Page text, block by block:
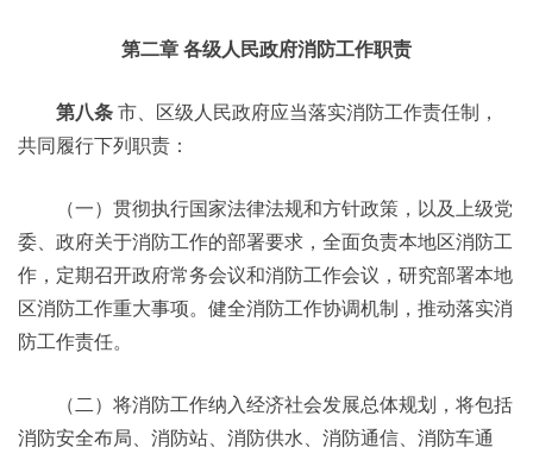
第二章 各级人民政府消防工作职责
第八条 市、区级人民政府应当落实消防工作责任制，
共同履行下列职责：
（一）贯彻执行国家法律法规和方针政策，以及上级党
委、政府关于消防工作的部署要求，全面负责本地区消防工
作，定期召开政府常务会议和消防工作会议，研究部署本地
区消防工作重大事项。健全消防工作协调机制，推动落实消
防工作责任。
（二）将消防工作纳入经济社会发展总体规划，将包括
消防安全布局、消防站、消防供水、消防通信、消防车通